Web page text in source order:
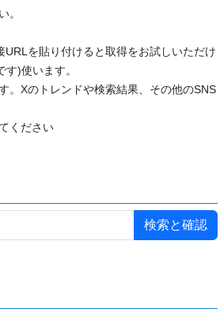
。
を貼り付けると取得をお試しいただけ
)使います。
。Xのトレンドや検索結果、その他のSNS
ください